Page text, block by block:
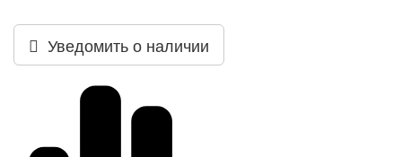
Уведомить о наличии